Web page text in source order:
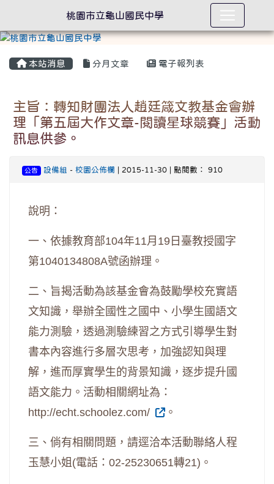
本站消息 分月文章 電子報列表
主旨：轉知財團法人趙廷箴文教基金會辦
理「第五屆大作文章-閱讀星球競賽」活動
訊息供參。
公告 設備組 - 校園公佈欄 | 2015-11-30 | 點閱數： 910
說明：
一、依據教育部104年11月 19 日臺教授國字
第1040134808A號函辦理。
二、旨揭活動為該基金會為鼓勵學校充實語
文知識，舉辦全國性之國中、小學生國語文
能力測驗，透過測驗練習之方式引導學生對
書本內容進行多層次思考，加強認知與理
解，進而厚實學生的背景知識，逐步提升國
語文能力。活動相關網址為：
http://echt.schoolez.com/
。
三、倘有相關問題，請逕洽本活動聯絡人程
玉慧小姐(電話： 02-25230651轉21) 。
桃園市立龜山國民中學